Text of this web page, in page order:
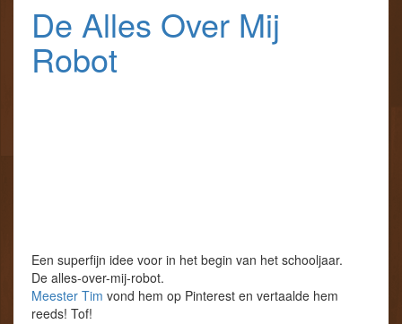
De Alles Over Mij
Robot
Een superfijn idee voor in het begin van het schooljaar.
De alles-over-mij-robot.
Meester Tim vond hem op Pinterest en vertaalde hem
reeds! Tof!